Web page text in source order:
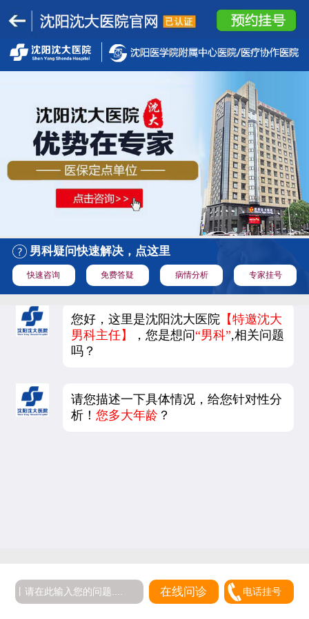
男科疑问快速解决，点这里
快速咨询 免费答疑 病情分析 专家挂号
您好，这里是沈阳沈大医院 【特邀沈大
男科主任】
，您是想问“男科”,相关问题
吗？
请您描述一下具体情况，给您针对性分
析！您多大年龄 ？
在线问诊 电话挂号